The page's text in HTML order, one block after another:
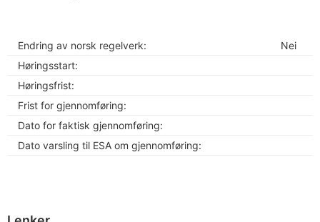
Endring av norsk regelverk:
Nei
Høringsstart:
Høringsfrist:
Frist for gjennomføring:
Dato for faktisk gjennomføring:
Dato varsling til ESA om gjennomføring: